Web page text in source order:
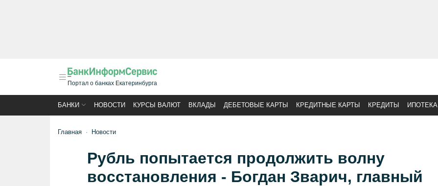
Портал о банках Екатеринбурга
БАНКИ НОВОСТИ КУРСЫ ВАЛЮТ ВКЛАДЫ ДЕБЕТОВЫЕ КАРТЫ КРЕДИТНЫЕ КАРТЫ КРЕДИТЫ ИПОТЕКА
Главная Новости
Рубль попытается продолжить волну
восстановления - Богдан Зварич, главный